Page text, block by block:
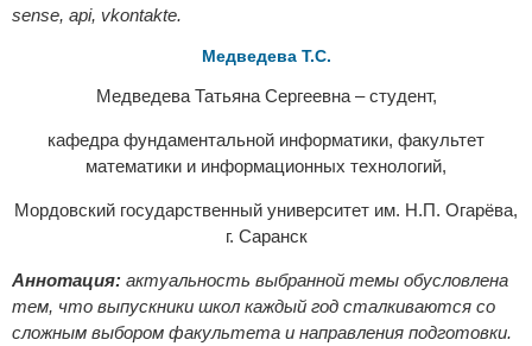
sense, api, vkontakte.
Медведева Т.С.
Медведева Татьяна Сергеевна – студент,
кафедра фундаментальной информатики, факультет
математики и информационных технологий,
Мордовский государственный университет им. Н.П. Огарёва,
г. Саранск
Аннотация: актуальность выбранной темы обусловлена
тем, что выпускники школ каждый год сталкиваются со
сложным выбором факультета и направления подготовки.